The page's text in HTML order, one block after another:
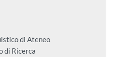
di Ateneo
di Ricerca